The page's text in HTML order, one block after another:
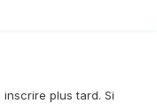
plus tard. Si